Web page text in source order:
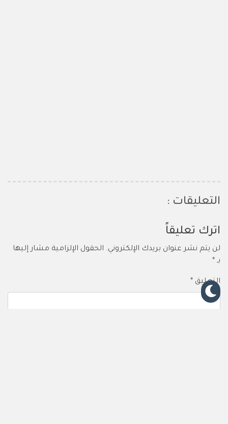
التعليقات :
اترك تعليقاً
لن يتم نشر عنوان بريدك الإلكتروني. الحقول الإلزامية مشار إليها
بـ *
التعليق *